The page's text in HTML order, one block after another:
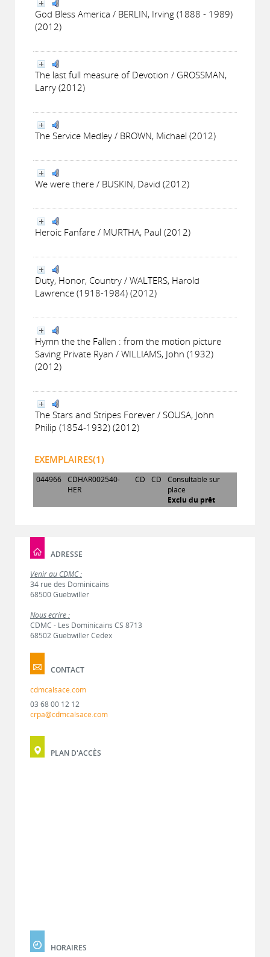
God Bless America / BERLIN, Irving (1888 - 1989)
(2012)
The last full measure of Devotion / GROSSMAN,
Larry (2012)
The Service Medley / BROWN, Michael (2012)
We were there / BUSKIN, David (2012)
Heroic Fanfare / MURTHA, Paul (2012)
Duty, Honor, Country / WALTERS, Harold
Lawrence (1918-1984) (2012)
Hymn the the Fallen : from the motion picture
Saving Private Ryan / WILLIAMS, John (1932)
(2012)
The Stars and Stripes Forever / SOUSA, John
Philip (1854-1932) (2012)
EXEMPLAIRES(1)
044966 CDHAR002540-
HER
CD CD
Consultable sur
place
Exclu du prêt
ADRESSE
Venir au CDMC :
34 rue des Dominicains
68500 Guebwiller
Nous écrire :
CDMC - Les Dominicains CS 8713
68502 Guebwiller Cedex
CONTACT
cdmcalsace.com
03 68 00 12 12
crpa@cdmcalsace.com
PLAN D'ACCÈS
HORAIRES